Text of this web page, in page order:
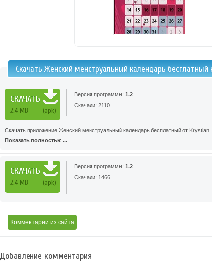
Скачать Женский менструальный календарь бесплатный
СКАЧАТЬ
2.4 MB (apk)
Версия программы: 1.2
Скачали: 2110
Скачать приложение Женский менструальный календарь бесплатный от Krystian
Показать полностью ...
СКАЧАТЬ
2.4 MB (apk)
Версия программы: 1.2
Скачали: 1466
Комментарии из сайта
Добавление комментария